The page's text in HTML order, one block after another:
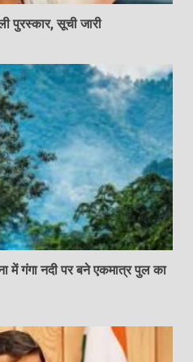
पुरस्कार, सूची जारी
में गंगा नदी पर बने एकमात्र पुल का